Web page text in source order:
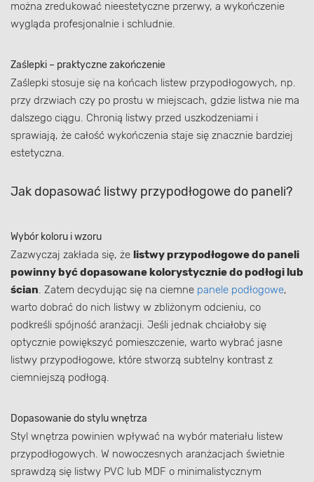
można zredukować nieestetyczne przerwy, a wykończenie
wygląda profesjonalnie i schludnie.
Zaślepki – praktyczne zakończenie
Zaślepki stosuje się na końcach listew przypodłogowych, np.
przy drzwiach czy po prostu w miejscach, gdzie listwa nie ma
dalszego ciągu. Chronią listwy przed uszkodzeniami i
sprawiają, że całość wykończenia staje się znacznie bardziej
estetyczna.
Jak dopasować listwy przypodłogowe do paneli?
Wybór koloru i wzoru
Zazwyczaj zakłada się, że listwy przypodłogowe do paneli
powinny być dopasowane kolorystycznie do podłogi lub
ścian. Zatem decydując się na ciemne panele podłogowe,
warto dobrać do nich listwy w zbliżonym odcieniu, co
podkreśli spójność aranżacji. Jeśli jednak chciałoby się
optycznie powiększyć pomieszczenie, warto wybrać jasne
listwy przypodłogowe, które stworzą subtelny kontrast z
ciemniejszą podłogą.
Dopasowanie do stylu wnętrza
Styl wnętrza powinien wpływać na wybór materiału listew
przypodłogowych. W nowoczesnych aranżacjach świetnie
sprawdzą się listwy PVC lub MDF o minimalistycznym